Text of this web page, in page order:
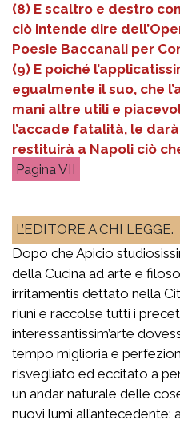
(8) E scaltro e destro
ciò intende dire
Poesie Baccanali per
(9) E poiché
egualmente il suo, che
mani altre utili e
l’accade fatalità, le
restituirà a Napoli ciò
VII
L’EDITORE A CHI LEGGE.
Dopo che Apicio
della Cucina ad arte e
irritamentis dettato nella
riunì e raccolse tutti i
interessantissim’arte
tempo miglioria e
risvegliato ed eccitato a
un andar naturale delle
nuovi lumi all’antecedente: